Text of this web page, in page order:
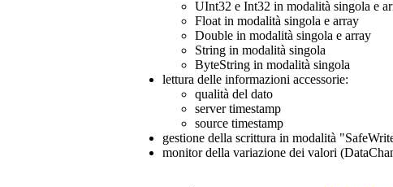
UInt32 e Int32 in modalità singola e
Float in modalità singola e array
Double in modalità singola e array
String in modalità singola
ByteString in modalità singola
lettura delle informazioni accessorie:
qualità del dato
server timestamp
source timestamp
gestione della scrittura in modalità
monitor della variazione dei valori